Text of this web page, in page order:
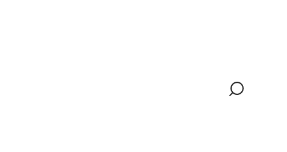
Siirry